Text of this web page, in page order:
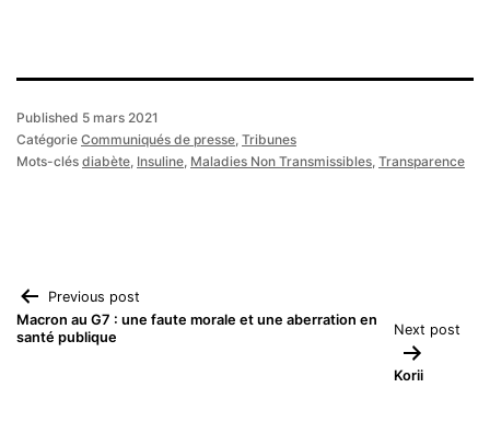
Published 5 mars 2021
Catégorie Communiqués de presse, Tribunes
Mots-clés diabète, Insuline, Maladies Non Transmissibles, Transparence
Navigation
de
Previous post
Macron au G7 : une faute morale et une aberration en
santé publique
Next post
Korii